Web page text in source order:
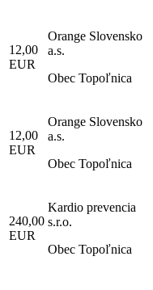
12,00
EUR
Orange Slovensko
a.s.
Obec Topoľnica
12,00
EUR
Orange Slovensko
a.s.
Obec Topoľnica
240,00
EUR
Kardio prevencia
s.r.o.
Obec Topoľnica